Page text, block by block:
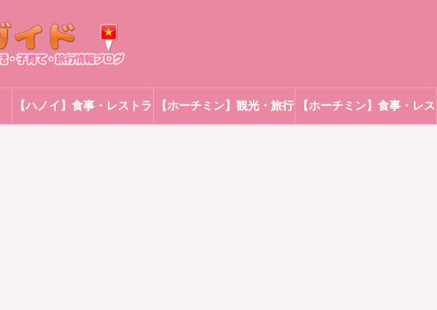
【ハノイ】食事・レストラ 【ホーチミン】観光・旅行 【ホーチミン】食事・レス